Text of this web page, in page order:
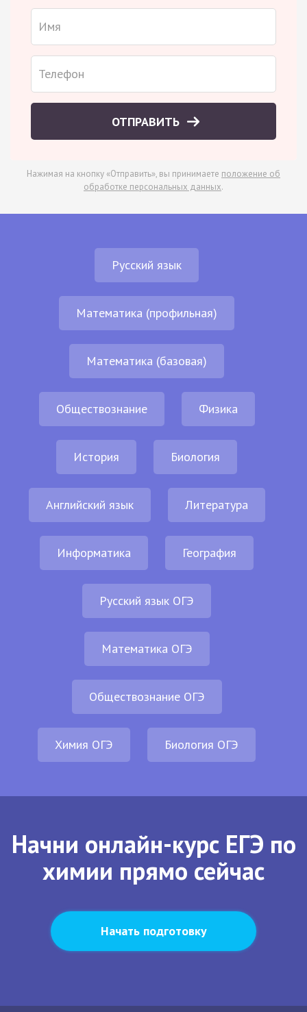
ОТПРАВИТЬ
Нажимая на кнопку «Отправить», вы принимаете положение об
обработке персональных данных.
Русский язык
Математика (профильная)
Математика (базовая)
Обществознание Физика
История Биология
Английский язык Литература
Информатика География
Русский язык ОГЭ
Математика ОГЭ
Обществознание ОГЭ
Химия ОГЭ Биология ОГЭ
Начни онлайн-курс ЕГЭ по
химии прямо сейчас
Начать подготовку